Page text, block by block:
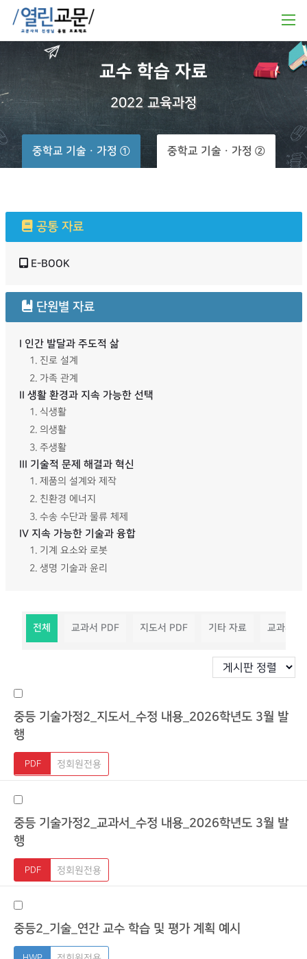
교수 학습 자료
2022 교육과정
중학교 기술ㆍ가정 ① 중학교 기술ㆍ가정 ②
공통 자료
E-BOOK
단원별 자료
I 인간 발달과 주도적 삶
1. 진로 설계
2. 가족 관계
II 생활 환경과 지속 가능한 선택
1. 식생활
2. 의생활
3. 주생활
III 기술적 문제 해결과 혁신
1. 제품의 설계와 제작
2. 친환경 에너지
3. 수송 수단과 물류 체제
IV 지속 가능한 기술과 융합
1. 기계 요소와 로봇
2. 생명 기술과 윤리
전체 교과서 PDF 지도서 PDF 기타 자료 교과서
중등 기술가정2_지도서_수정 내용_2026학년도 3월 발
행
정회원전용
중등 기술가정2_교과서_수정 내용_2026학년도 3월 발
행
정회원전용
중등2_기술_연간 교수 학습 및 평가 계획 예시